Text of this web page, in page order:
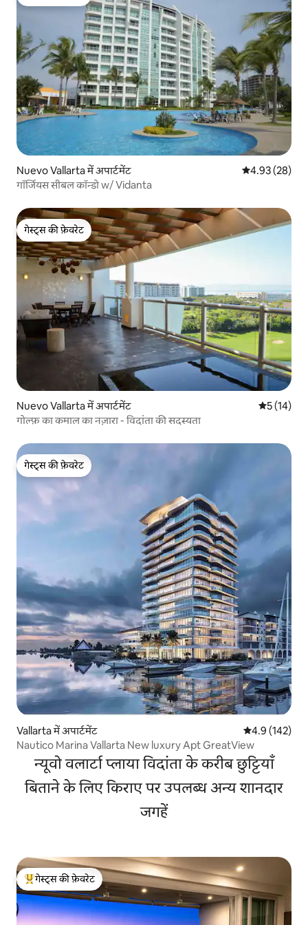
Nuevo Vallarta में अपार्टमेंट औसत रेटिंग 5 में
4.93 (28)
गॉर्जियस सीबल कॉन्डो w/ Vidanta
गेस्ट्स की फ़ेवरेट
गेस्ट्स की फ़ेवरेट
Nuevo Vallarta में अपार्टमेंट औसत रेटिंग
5 (14)
गोल्फ़ का कमाल का नज़ारा - विदांता की सदस्यता
गेस्ट्स की फ़ेवरेट
गेस्ट्स की फ़ेवरेट
Vallarta में अपार्टमेंट औसत रेटिंग 5 में
4.9 (142)
Nautico Marina Vallarta New luxury Apt GreatView
न्यूवो वलार्टा प्लाया विदांता के करीब छुट्टियाँ
बिताने के लिए किराए पर उपलब्ध अन्य शानदार
जगहें
गेस्ट्स का टॉप फ़ेवरेट
गेस्ट्स की फ़ेवरेट